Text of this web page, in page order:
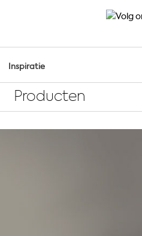
Inspiratie
Producten